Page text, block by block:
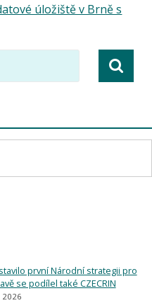
úložiště v Brně s
první Národní strategii pro
se podílel také CZECRIN
2026